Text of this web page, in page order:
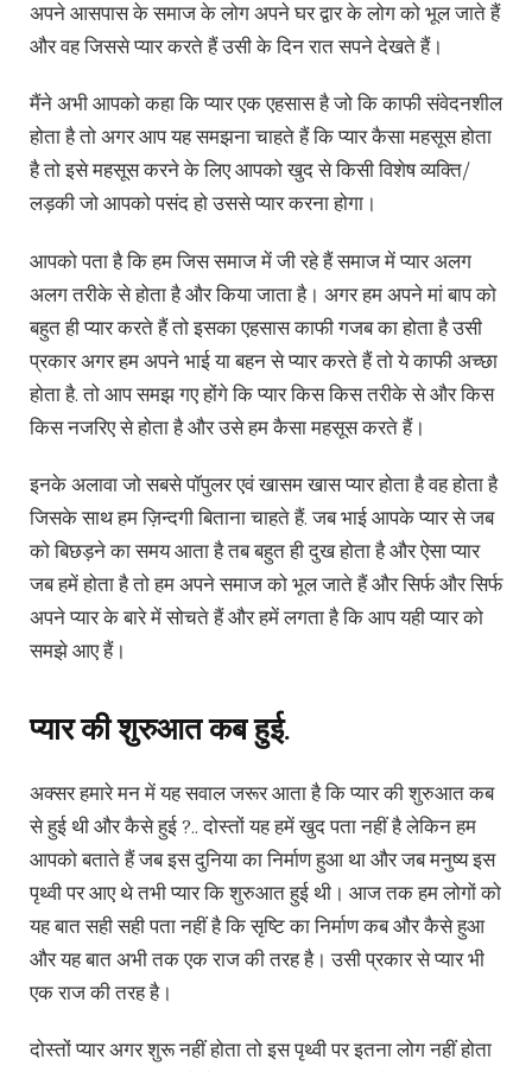
अपने आसपास के समाज के लोग अपने घर द्वार के लोग को भूल जाते हैं
और वह जिससे प्यार करते हैं उसी के दिन रात सपने देखते हैं।
मैंने अभी आपको कहा कि प्यार एक एहसास है जो कि काफी संवेदनशील
होता है तो अगर आप यह समझना चाहते हैं कि प्यार कैसा महसूस होता
है तो इसे महसूस करने के लिए आपको खुद से किसी विशेष व्यक्ति/
लड़की जो आपको पसंद हो उससे प्यार करना होगा।
आपको पता है कि हम जिस समाज में जी रहे हैं समाज में प्यार अलग
अलग तरीके से होता है और किया जाता है। अगर हम अपने मां बाप को
बहुत ही प्यार करते हैं तो इसका एहसास काफी गजब का होता है उसी
प्रकार अगर हम अपने भाई या बहन से प्यार करते हैं तो ये काफी अच्छा
होता है. तो आप समझ गए होंगे कि प्यार किस किस तरीके से और किस
किस नजरिए से होता है और उसे हम कैसा महसूस करते हैं।
इनके अलावा जो सबसे पॉपुलर एवं खासम खास प्यार होता है वह होता है
जिसके साथ हम ज़िन्दगी बिताना चाहते हैं. जब भाई आपके प्यार से जब
को बिछड़ने का समय आता है तब बहुत ही दुख होता है और ऐसा प्यार
जब हमें होता है तो हम अपने समाज को भूल जाते हैं और सिर्फ और सिर्फ
अपने प्यार के बारे में सोचते हैं और हमें लगता है कि आप यही प्यार को
समझे आए हैं।
प्यार की शुरुआत कब हुई.
अक्सर हमारे मन में यह सवाल जरूर आता है कि प्यार की शुरुआत कब
से हुई थी और कैसे हुई ?.. दोस्तों यह हमें खुद पता नहीं है लेकिन हम
आपको बताते हैं जब इस दुनिया का निर्माण हुआ था और जब मनुष्य इस
पृथ्वी पर आए थे तभी प्यार कि शुरुआत हुई थी। आज तक हम लोगों को
यह बात सही सही पता नहीं है कि सृष्टि का निर्माण कब और कैसे हुआ
और यह बात अभी तक एक राज की तरह है। उसी प्रकार से प्यार भी
एक राज की तरह है।
दोस्तों प्यार अगर शुरू नहीं होता तो इस पृथ्वी पर इतना लोग नहीं होता